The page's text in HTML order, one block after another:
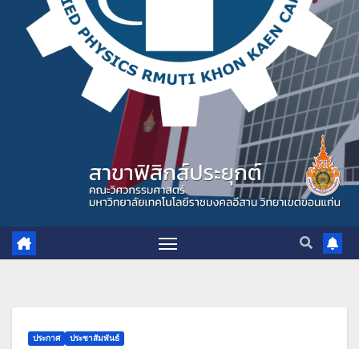
ประกาศ ประชาสัมพันธ์